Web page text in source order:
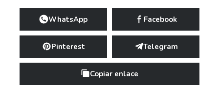
WhatsApp Facebook
Pinterest Telegram
Copiar enlace